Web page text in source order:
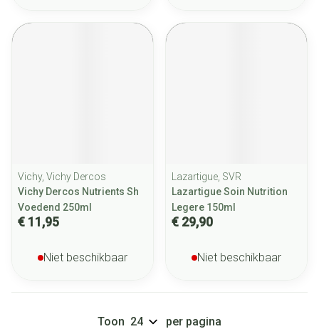
Vichy, Vichy Dercos
Vichy Dercos Nutrients Sh
Voedend 250ml
€ 11,95
Niet beschikbaar
Lazartigue, SVR
Lazartigue Soin Nutrition
Legere 150ml
€ 29,90
Niet beschikbaar
Toon per pagina